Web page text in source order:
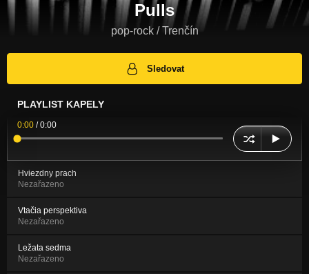
Pulls
pop-rock / Trenčín
Sledovat
PLAYLIST KAPELY
0:00 /0:00
Hviezdny prach
Nezařazeno
Vtačia perspektiva
Nezařazeno
Ležata sedma
Nezařazeno